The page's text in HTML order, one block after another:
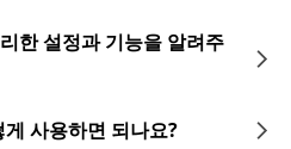
한 설정과 기능을 알려주
사용하면 되나요?